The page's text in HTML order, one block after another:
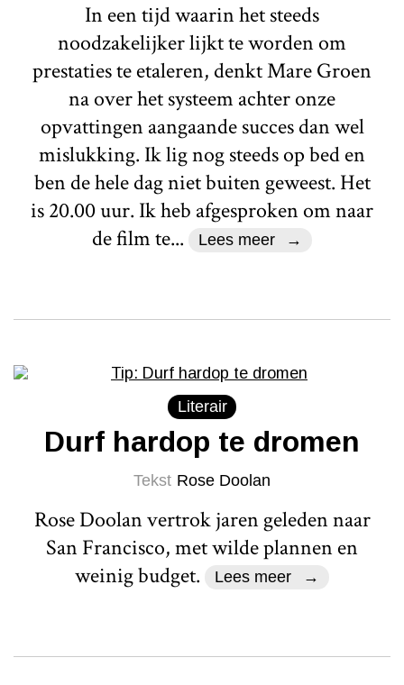
In een tijd waarin het steeds
noodzakelijker lijkt te worden om
prestaties te etaleren, denkt Mare Groen
na over het systeem achter onze
opvattingen aangaande succes dan wel
mislukking. Ik lig nog steeds op bed en
ben de hele dag niet buiten geweest. Het
is 20.00 uur. Ik heb afgesproken om naar
de film te...
Lees meer
Literair
Durf hardop te dromen
Tekst Rose Doolan
Rose Doolan vertrok jaren geleden naar
San Francisco, met wilde plannen en
weinig budget.
Lees meer